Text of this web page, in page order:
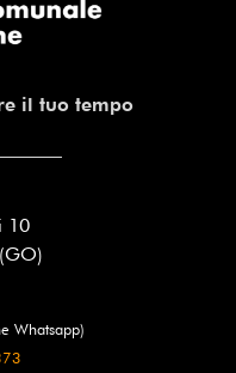
il tuo tempo
10
Whatsapp)